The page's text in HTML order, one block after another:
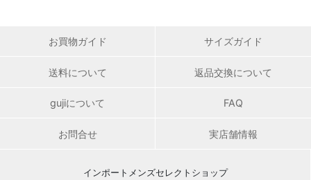
お買物ガイド サイズガイド
送料について 返品交換について
gujiについて FAQ
お問合せ 実店舗情報
インポートメンズセレクトショップ